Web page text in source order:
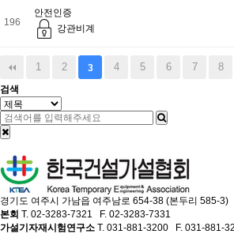
196
안전인증
강관비계
1 2 3 4 5 6 7 8
검색
경기도 여주시 가남읍 여주남로 654-38 (본두리 585-3)
본회 T. 02-3283-7321 F. 02-3283-7331
가설기자재시험연구소 T. 031-881-3200 F. 031-881-